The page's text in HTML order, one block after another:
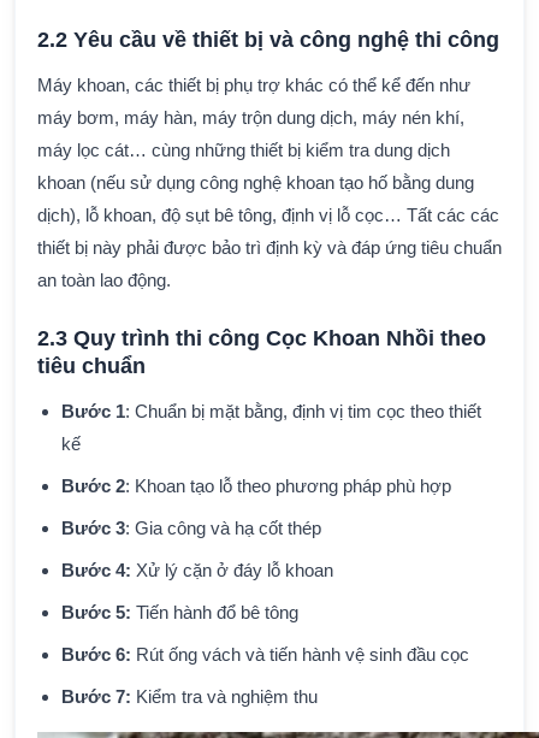
2.2 Yêu cầu về thiết bị và công nghệ thi công
Máy khoan, các thiết bị phụ trợ khác có thể kể đến như
máy bơm, máy hàn, máy trộn dung dịch, máy nén khí,
máy lọc cát… cùng những thiết bị kiểm tra dung dịch
khoan (nếu sử dụng công nghệ khoan tạo hố bằng dung
dịch), lỗ khoan, độ sụt bê tông, định vị lỗ cọc… Tất các các
thiết bị này phải được bảo trì định kỳ và đáp ứng tiêu chuẩn
an toàn lao động.
2.3 Quy trình thi công Cọc Khoan Nhồi theo
tiêu chuẩn
Bước 1: Chuẩn bị mặt bằng, định vị tim cọc theo thiết
kế
Bước 2: Khoan tạo lỗ theo phương pháp phù hợp
Bước 3: Gia công và hạ cốt thép
Bước 4: Xử lý cặn ở đáy lỗ khoan
Bước 5: Tiến hành đổ bê tông
Bước 6: Rút ống vách và tiến hành vệ sinh đầu cọc
Bước 7: Kiểm tra và nghiệm thu